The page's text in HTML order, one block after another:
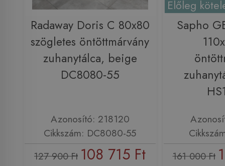
Radaway Doris C 80x80
szögletes öntöttmárvány
zuhanytálca, beige
DC8080-55
Azonosító: 218120
Cikkszám: DC8080-55
127 900 Ft 108 715 Ft
Előleg
Sapho
161 000 Ft